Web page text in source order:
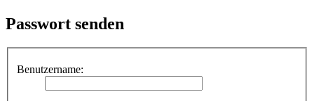
Passwort senden
Benutzername: